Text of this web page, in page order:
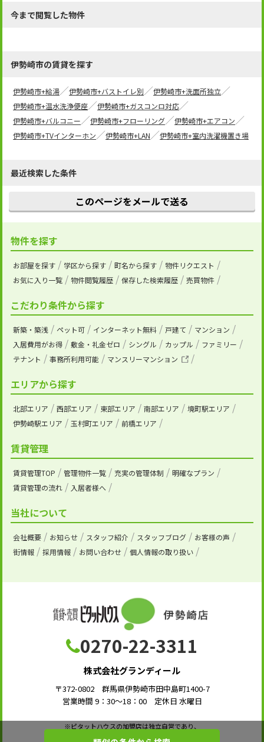
今まで閲覧した物件
伊勢崎市の賃貸を探す
伊勢崎市+給湯 伊勢崎市+バストイレ別
伊勢崎市+洗面所独立
伊勢崎市+温水洗浄便座
伊勢崎市+ガスコンロ対応
伊勢崎市+バルコニー
伊勢崎市+フローリング
伊勢崎市+エアコン
伊勢崎市+TVインターホン
伊勢崎市+LAN 伊勢崎市+室内洗濯機置き場
最近検索した条件
このページをメールで送る
物件を探す
お部屋を探す 学区から探す 町名から探す
物件リクエスト
お気に入り一覧
物件閲覧履歴 保存した検索履歴 売買物件
こだわり条件から探す
新築・築浅 ペット可 インターネット無料 戸建て
マンション
入居費用がお得
敷金・礼金ゼロ シングル カップル
ファミリー
テナント
事務所利用可能 マンスリーマンション
エリアから探す
北部エリア 西部エリア 東部エリア 南部エリア
境町駅エリア
伊勢崎駅エリア
玉村町エリア 前橋エリア
賃貸管理
賃貸管理TOP 管理物件一覧 充実の管理体制
明確なプラン
賃貸管理の流れ
入居者様へ
当社について
会社概要 お知らせ スタッフ紹介 スタッフブログ
お客様の声
街情報
採用情報 お問い合わせ 個人情報の取り扱い
0270-22-3311
株式会社グランディール
〒372-0802 群馬県伊勢崎市田中島町1400-7
営業時間 9：30～18：00 定休日 水曜日
※ピタットハウスの加盟店は独立自営であり、